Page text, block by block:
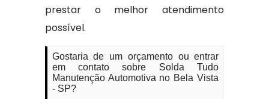
prestar o melhor atendimento
possível.
Gostaria de um orçamento ou entrar
em contato sobre Solda Tudo
Manutenção Automotiva no Bela Vista
- SP?